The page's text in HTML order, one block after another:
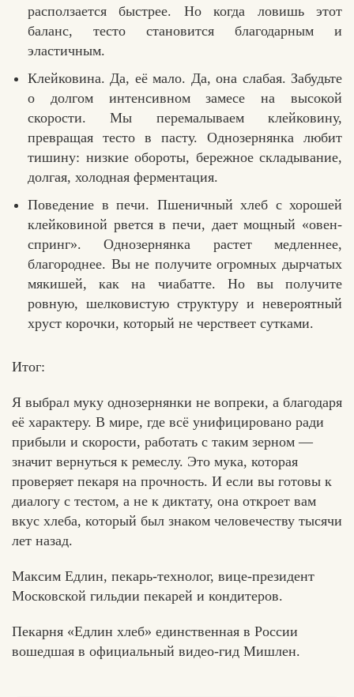
Хлеб
расползается быстрее. Но когда ловишь этот
баланс, тесто становится благодарным и
эластичным.
Клейковина. Да, её мало. Да, она слабая. Забудьте
о долгом интенсивном замесе на высокой
скорости. Мы перемалываем клейковину,
превращая тесто в пасту. Однозернянка любит
тишину: низкие обороты, бережное складывание,
долгая, холодная ферментация.
Поведение в печи. Пшеничный хлеб с хорошей
клейковиной рвется в печи, дает мощный «овен-
спринг». Однозернянка растет медленнее,
благороднее. Вы не получите огромных дырчатых
мякишей, как на чиабатте. Но вы получите
ровную, шелковистую структуру и невероятный
хруст корочки, который не черствеет сутками.
Итог:
Я выбрал муку однозернянки не вопреки, а благодаря
её характеру. В мире, где всё унифицировано ради
прибыли и скорости, работать с таким зерном —
значит вернуться к ремеслу. Это мука, которая
проверяет пекаря на прочность. И если вы готовы к
диалогу с тестом, а не к диктату, она откроет вам
вкус хлеба, который был знаком человечеству тысячи
лет назад.
Максим Едлин, пекарь-технолог, вице-президент
Московской гильдии пекарей и кондитеров.
Пекарня «Едлин хлеб» единственная в России
вошедшая в официальный видео-гид Мишлен.